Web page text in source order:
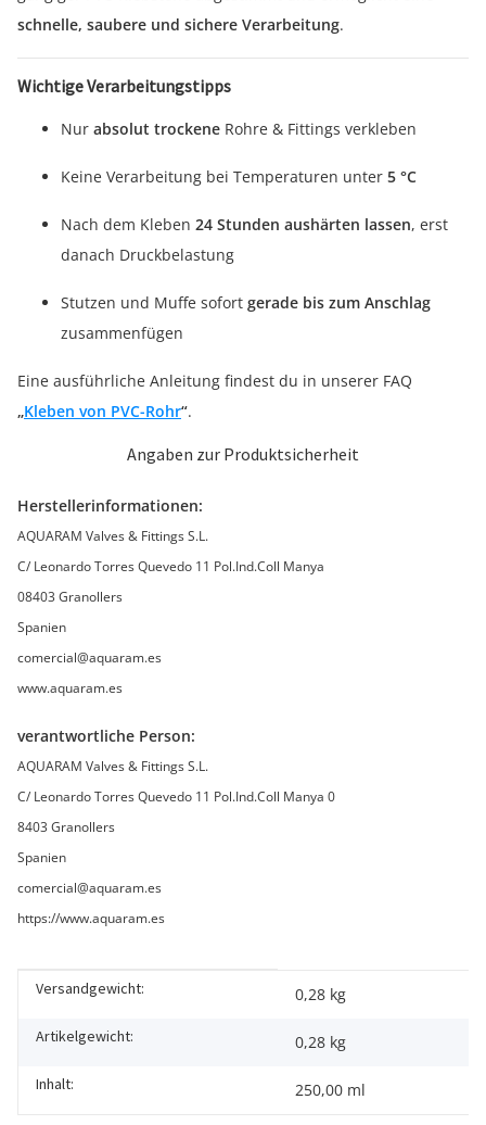
schnelle, saubere und sichere Verarbeitung.
Wichtige Verarbeitungstipps
Nur absolut trockene Rohre & Fittings verkleben
Keine Verarbeitung bei Temperaturen unter 5 °C
Nach dem Kleben 24 Stunden aushärten lassen, erst
danach Druckbelastung
Stutzen und Muffe sofort gerade bis zum Anschlag
zusammenfügen
Eine ausführliche Anleitung findest du in unserer FAQ
„Kleben von PVC-Rohr“.
Angaben zur Produktsicherheit
Herstellerinformationen:
AQUARAM Valves & Fittings S.L.
C/ Leonardo Torres Quevedo 11 Pol.Ind.Coll Manya
08403 Granollers
Spanien
comercial@aquaram.es
www.aquaram.es
verantwortliche Person:
AQUARAM Valves & Fittings S.L.
C/ Leonardo Torres Quevedo 11 Pol.Ind.Coll Manya 0
8403 Granollers
Spanien
comercial@aquaram.es
https://www.aquaram.es
Produkteigenschaft
Wert
Versandgewicht: 0,28 kg
Artikelgewicht: 0,28 kg
Inhalt: 250,00 ml